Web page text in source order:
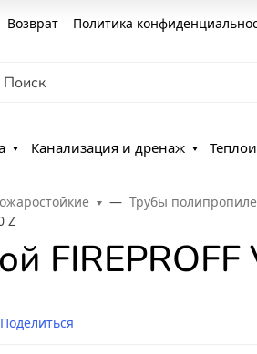
Возврат Политика
Канализация и дренаж
Трубы
Z
Поделиться